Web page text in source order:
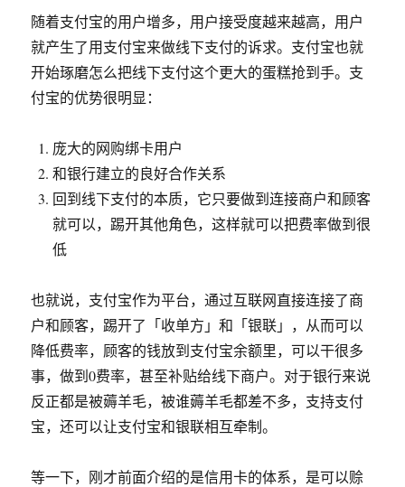
随着支付宝的用户增多，用户接受度越来越高，用户
就产生了用支付宝来做线下支付的诉求。支付宝也就
开始琢磨怎么把线下支付这个更大的蛋糕抢到手。支
付宝的优势很明显：
庞大的网购绑卡用户
和银行建立的良好合作关系
回到线下支付的本质，它只要做到连接商户和顾客
就可以，踢开其他角色，这样就可以把费率做到很
低
也就说，支付宝作为平台，通过互联网直接连接了商
户和顾客，踢开了「收单方」和「银联」，从而可以
降低费率，顾客的钱放到支付宝余额里，可以干很多
事，做到0费率，甚至补贴给线下商户。对于银行来说
反正都是被薅羊毛，被谁薅羊毛都差不多，支持支付
宝，还可以让支付宝和银联相互牵制。
等一下，刚才前面介绍的是信用卡的体系，是可以赊